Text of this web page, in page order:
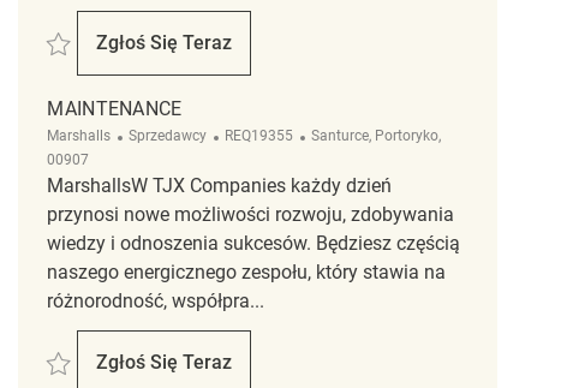
Zapisać Cashier REQ86284
Zgłoś Się Teraz
Cashier
MAINTENANCE
Marshalls Kategoria
Sprzedawcy ReqId
REQ19355 Lokalizacja
Santurce, Portoryko,
00907
MarshallsW TJX Companies każdy dzień
przynosi nowe możliwości rozwoju, zdobywania
wiedzy i odnoszenia sukcesów. Będziesz częścią
naszego energicznego zespołu, który stawia na
różnorodność, współpra...
Zapisać Maintenance REQ19355
Zgłoś Się Teraz
Maintenance